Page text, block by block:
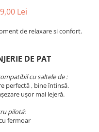
Lei
de relaxare si confort.
DE PAT
cu saltele de :
perfectă , bine întinsă.
ușor mai lejeră.
pilotă:
fermoar